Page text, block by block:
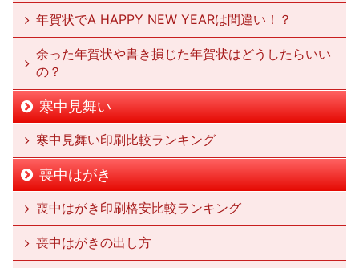
年賀状でA HAPPY NEW YEARは間違い！？
余った年賀状や書き損じた年賀状はどうしたらいい
の？
寒中見舞い
寒中見舞い印刷比較ランキング
喪中はがき
喪中はがき印刷格安比較ランキング
喪中はがきの出し方